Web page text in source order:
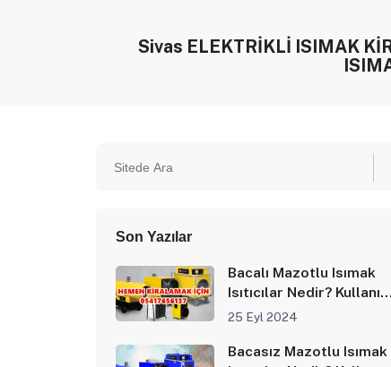
Sivas ELEKTRİKLİ ISIMAK
Son Yazılar
Bacalı Mazotlu Isımak
Isıtıcılar Nedir? Kullanım
Alanları
25 Eyl 2024
Bacasız Mazotlu Isımak